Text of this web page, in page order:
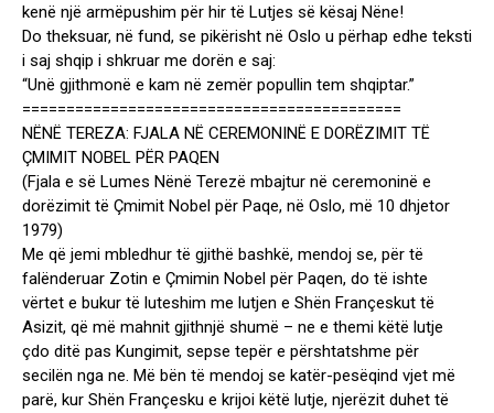
kenë një armëpushim për hir të Lutjes së kësaj Nëne!
Do theksuar, në fund, se pikërisht në Oslo u përhap edhe teksti
i saj shqip i shkruar me dorën e saj:
“Unë gjithmonë e kam në zemër popullin tem shqiptar.”
===========================================
NËNË TEREZA: FJALA NË CEREMONINË E DORËZIMIT TË
ÇMIMIT NOBEL PËR PAQEN
(Fjala e së Lumes Nënë Terezë mbajtur në ceremoninë e
dorëzimit të Çmimit Nobel për Paqe, në Oslo, më 10 dhjetor
1979)
Me që jemi mbledhur të gjithë bashkë, mendoj se, për të
falënderuar Zotin e Çmimin Nobel për Paqen, do të ishte
vërtet e bukur të luteshim me lutjen e Shën Françeskut të
Asizit, që më mahnit gjithnjë shumë – ne e themi këtë lutje
çdo ditë pas Kungimit, sepse tepër e përshtatshme për
secilën nga ne. Më bën të mendoj se katër-pesëqind vjet më
parë, kur Shën Françesku e krijoi këtë lutje, njerëzit duhet të